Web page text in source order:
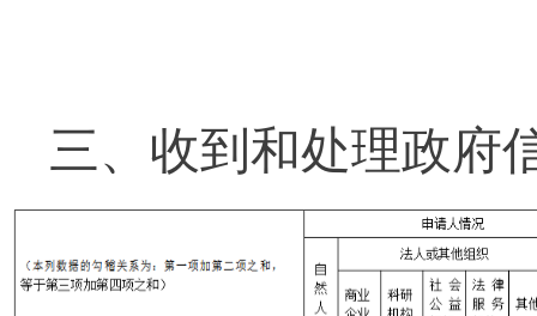
三、收到和处理政府